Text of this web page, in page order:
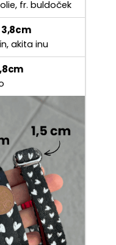
fr. buldoček
3,8 cm
akita inu
cm